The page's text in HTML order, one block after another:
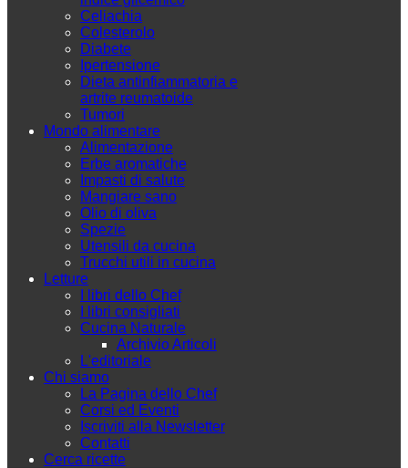
Celiachia
Colesterolo
Diabete
Ipertensione
Dieta antinfiammatoria e
artrite reumatoide
Tumori
Mondo alimentare
Alimentazione
Erbe aromatiche
Impasti di salute
Mangiare sano
Olio di oliva
Spezie
Utensili da cucina
Trucchi utili in cucina
Letture
I libri dello Chef
I libri consigliati
Cucina Naturale
Archivio Articoli
L'editoriale
Chi siamo
La Pagina dello Chef
Corsi ed Eventi
Iscriviti alla Newsletter
Contatti
Cerca ricette